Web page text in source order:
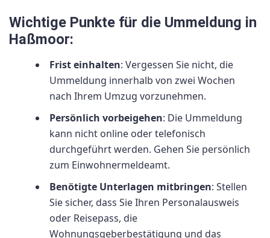
Wichtige Punkte für die Ummeldung in
Haßmoor:
Frist einhalten: Vergessen Sie nicht, die
Ummeldung innerhalb von zwei Wochen
nach Ihrem Umzug vorzunehmen.
Persönlich vorbeigehen: Die Ummeldung
kann nicht online oder telefonisch
durchgeführt werden. Gehen Sie persönlich
zum Einwohnermeldeamt.
Benötigte Unterlagen mitbringen: Stellen
Sie sicher, dass Sie Ihren Personalausweis
oder Reisepass, die
Wohnungsgeberbestätigung und das